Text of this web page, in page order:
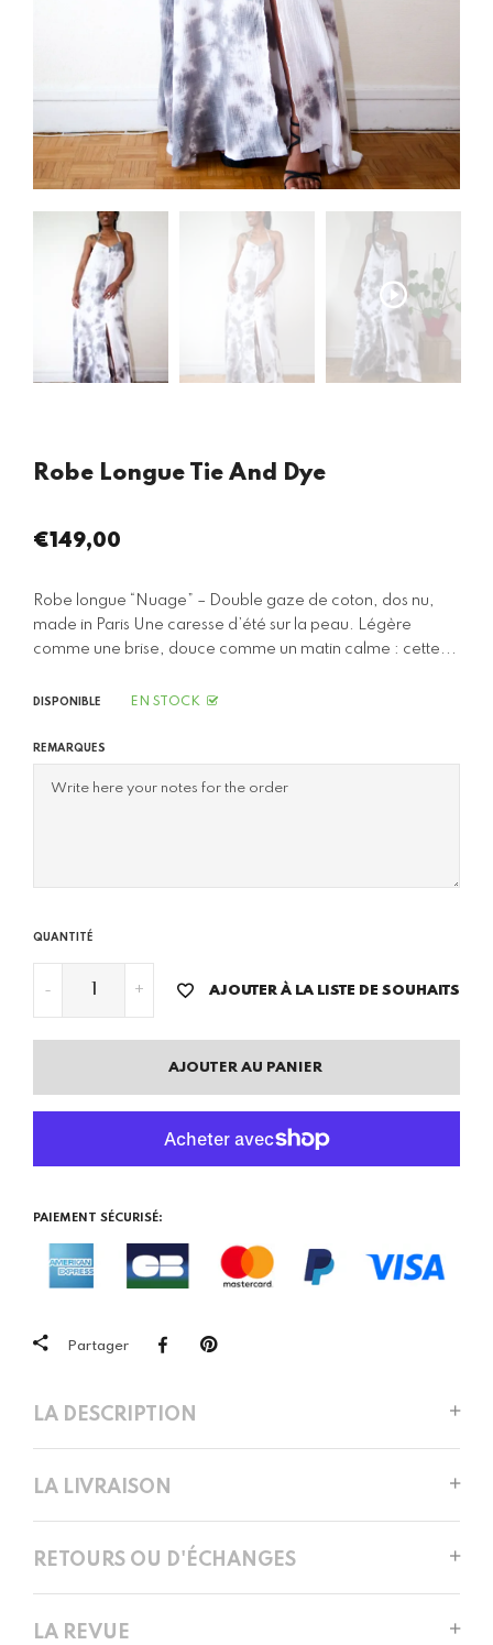
Robe Longue Tie And Dye
Prix
€149,00
Robe longue “Nuage” – Double gaze de coton, dos nu,
made in Paris Une caresse d’été sur la peau. Légère
comme une brise, douce comme un matin calme : cette...
DISPONIBLE EN STOCK
REMARQUES
QUANTITÉ
- + AJOUTER À LA LISTE DE SOUHAITS
AJOUTER AU PANIER
PAIEMENT SÉCURISÉ:
Partager
LA DESCRIPTION
LA LIVRAISON
RETOURS OU D'ÉCHANGES
LA REVUE